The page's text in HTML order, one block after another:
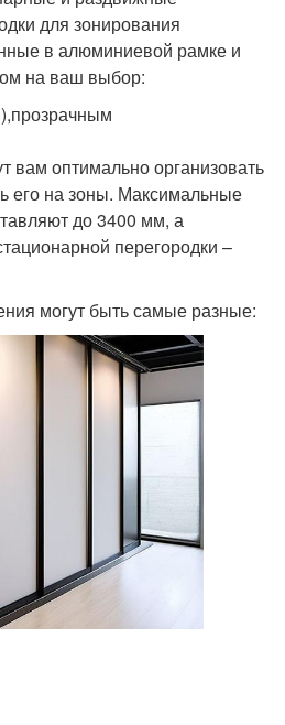
для зонирования
в алюминиевой рамке и
на ваш выбор:
вам оптимально организовать
его на зоны. Максимальные
до 3400 мм, а
перегородки –
могут быть самые разные: